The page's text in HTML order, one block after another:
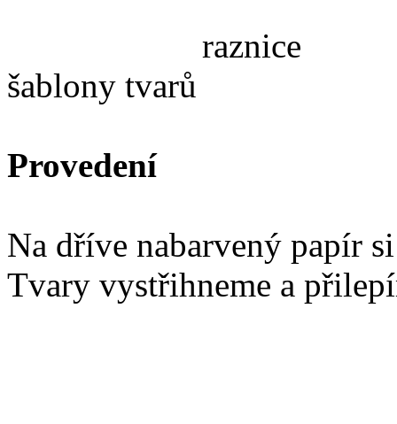
šablony tvarů
Provedení
Na dříve nabarvený papír
Tvary vystřihneme a